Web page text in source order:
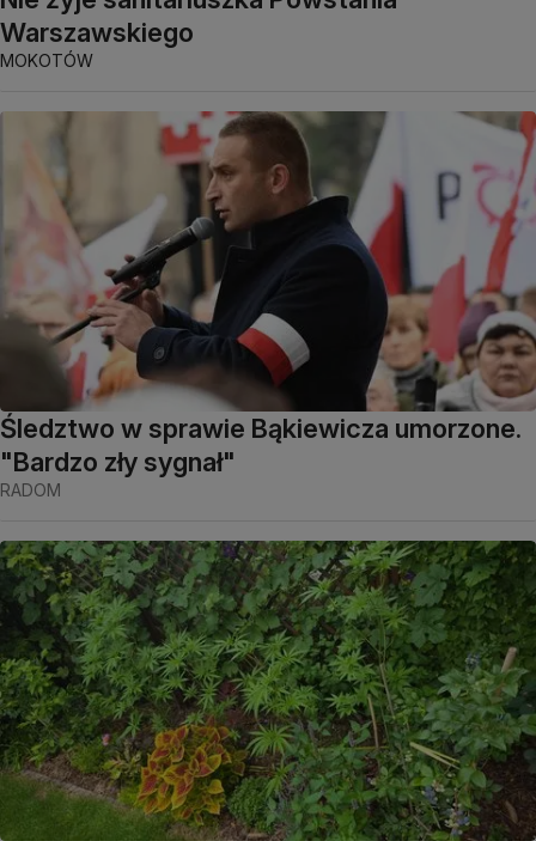
Warszawskiego
MOKOTÓW
Śledztwo w sprawie Bąkiewicza umorzone.
"Bardzo zły sygnał"
RADOM